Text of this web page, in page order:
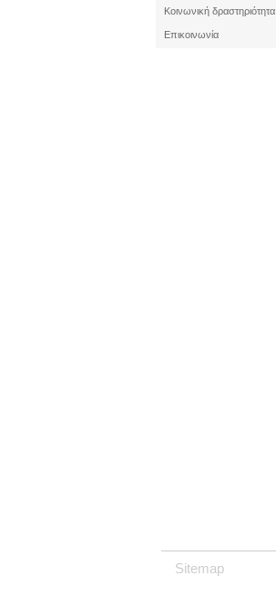
Κοινωνική δραστηριότητα
Επικοινωνία
Sitemap